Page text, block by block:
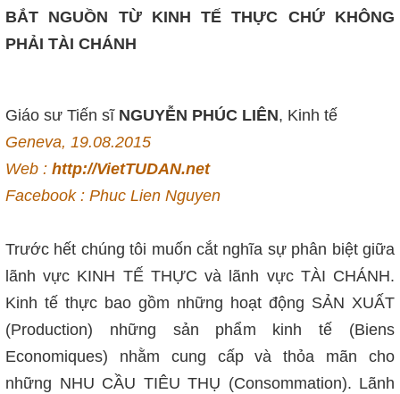
BẮT NGUỒN TỪ KINH TẾ THỰC CHỨ KHÔNG
PHẢI TÀI CHÁNH
Giáo sư Tiến sĩ NGUYỄN PHÚC LIÊN, Kinh tế
Geneva, 19.08.2015
Web : http://VietTUDAN.net
Facebook : Phuc Lien Nguyen
Trước hết chúng tôi muốn cắt nghĩa sự phân biệt giữa
lãnh vực KINH TẾ THỰC và lãnh vực TÀI CHÁNH.
Kinh tế thực bao gồm những hoạt động SẢN XUẤT
(Production) những sản phẩm kinh tế (Biens
Economiques) nhằm cung cấp và thỏa mãn cho
những NHU CẦU TIÊU THỤ (Consommation). Lãnh